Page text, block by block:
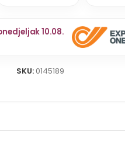
10.08.
SKU: 0145189